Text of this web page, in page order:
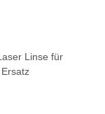
Linse für